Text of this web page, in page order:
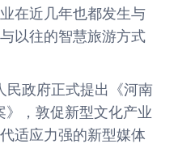
在近几年也都发生与
以往的智慧旅游方式
民政府正式提出《河南
》，敦促新型文化产业
适应力强的新型媒体